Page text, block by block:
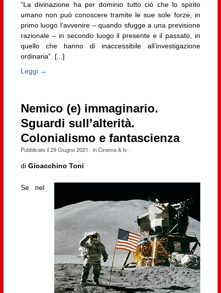
“La divinazione ha per dominio tutto ciò che lo spirito
umano non può conoscere tramite le sue sole forze, in
primo luogo l’avvenire – quando sfugge a una previsione
razionale – in secondo luogo il presente e il passato, in
quello che hanno di inaccessibile all’investigazione
ordinaria”. [...]
Leggi →
Nemico (e) immaginario.
Sguardi sull’alterità.
Colonialismo e fantascienza
Pubblicato il29 Giugno 2021 · inCinema & tv·
di Gioacchino Toni
Se nel